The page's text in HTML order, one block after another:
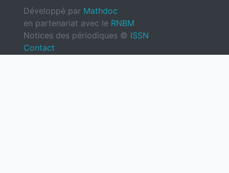
Développé par Mathdoc
en partenariat avec le RNBM
Notices des périodiques © ISSN
Contact